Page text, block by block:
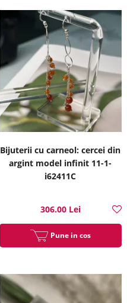
Bijuterii cu carneol: cercei din
argint model infinit 11-1-
i62411C
306.00 Lei
Pune in cos